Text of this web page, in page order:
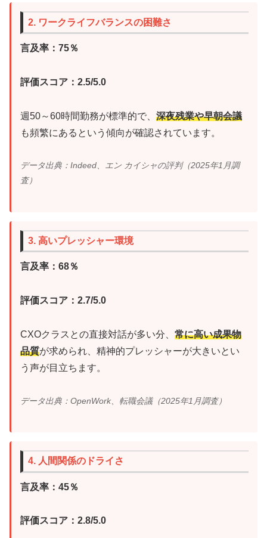
2. ワークライフバランスの困難さ
言及率：75％
評価スコア：2.5/5.0
週50～60時間勤務が標準的で、 深夜残業や早朝会議
も頻繁にあるという傾向が確認されています。
データ出典：Indeed、エン カイシャの評判（2025年1月調
査）
3. 高いプレッシャー環境
言及率：68％
評価スコア：2.7/5.0
CXOクラスとの直接対話が多い分、 常に高い成果物
品質が求められ、精神的プレッシャーが大きいとい
う声が目立ちます。
データ出典：OpenWork、転職会議（2025年1月調査）
4. 人間関係のドライさ
言及率：45％
評価スコア：2.8/5.0